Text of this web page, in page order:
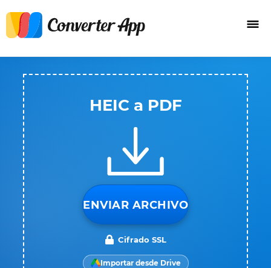
HEIC a PDF
ENVIAR ARCHIVO
Cifrado SSL
Importar desde Drive